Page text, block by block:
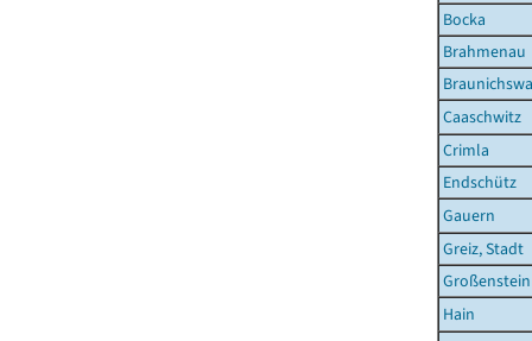
Bocka
Brahmenau
Caaschwitz
Crimla
Endschütz
Gauern
Greiz, Stadt
Großenstein
Hain